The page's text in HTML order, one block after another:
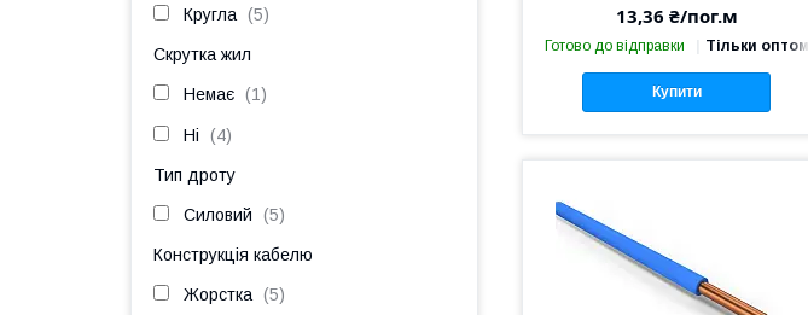
13,36 ₴/пог.м
Готово до відправки Тільки оптом
Купити
Кругла 5
Скрутка жил
Немає 1
Ні 4
Тип дроту
Силовий 5
Конструкція кабелю
Жорстка 5